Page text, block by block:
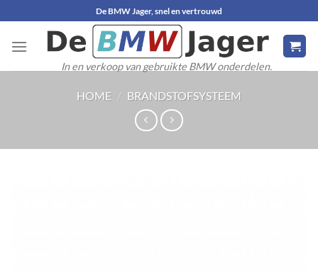
naar
inhoud
De BMW Jager, snel en vertrouwd
In en verkoop van gebruikte BMW onderdelen.
HOME / BRANDSTOFSYSTEEM